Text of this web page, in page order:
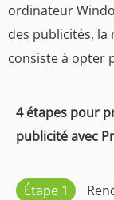
ordinateur
des publicités, la
consiste à opter
4 étapes pour
publicité avec
Étape 1